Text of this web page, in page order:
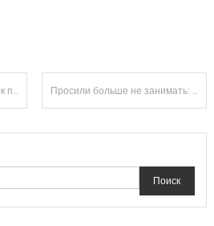
Просили больше не занимать: Aurus распродал все автомобили на два года вперёд
Поиск